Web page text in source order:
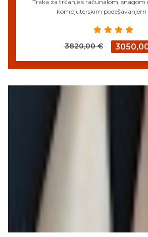
Traka za trčanje s računalom, snagom
kompjuterskim podešavanjem
3820,00 €